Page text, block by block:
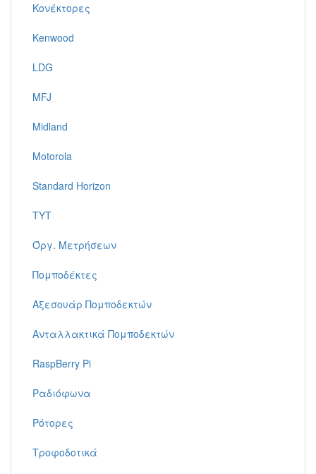
Κονέκτορες
Kenwood
LDG
MFJ
Midland
Motorola
Standard Horizon
TYT
Όργ. Μετρήσεων
Πομποδέκτες
Αξεσουάρ Πομποδεκτών
Ανταλλακτικά Πομποδεκτών
RaspBerry Pi
Ραδιόφωνα
Ρότορες
Τροφοδοτικά